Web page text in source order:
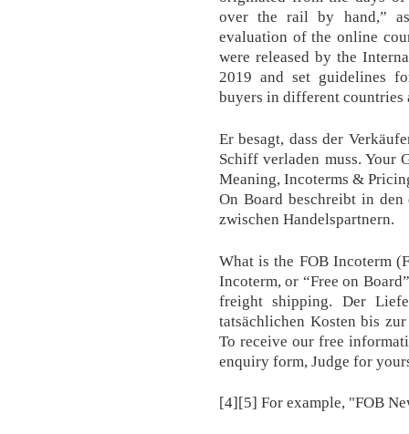
over the rail by hand,”
evaluation of the online
were released by the
2019 and set guidelines
buyers in different countries
Er besagt, dass der
Schiff verladen muss. Your
Meaning, Incoterms &
On Board beschreibt in den
zwischen Handelspartnern.
What is the FOB Incoterm
Incoterm, or “Free on
freight shipping. Der
tatsächlichen Kosten bis
To receive our free
enquiry form, Judge for
[4][5] For example, "FOB